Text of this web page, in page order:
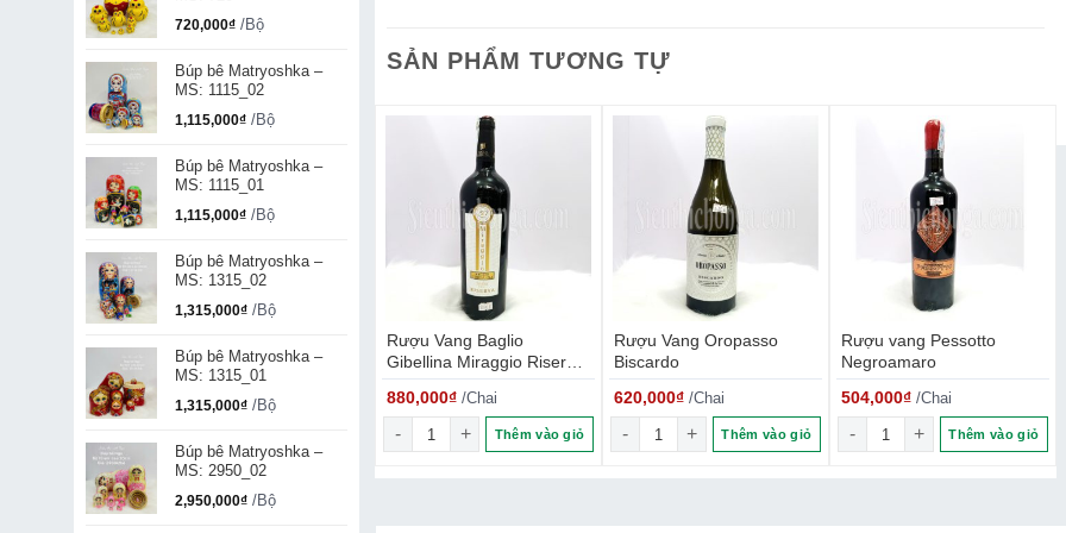
720,000₫ /Bộ
Búp bê Matryoshka –
MS: 1115_02
1,115,000₫ /Bộ
Búp bê Matryoshka –
MS: 1115_01
1,115,000₫ /Bộ
Búp bê Matryoshka –
MS: 1315_02
1,315,000₫ /Bộ
Búp bê Matryoshka –
MS: 1315_01
1,315,000₫ /Bộ
Búp bê Matryoshka –
MS: 2950_02
2,950,000₫ /Bộ
SẢN PHẨM TƯƠNG TỰ
Rượu Vang Baglio
Gibellina Miraggio Riserva
Sicilia
880,000₫ /Chai
Rượu Vang Baglio Gibellina Miraggio Riserva Sicilia số lượng
Thêm vào giỏ
Rượu Vang Oropasso
Biscardo
620,000₫ /Chai
Rượu Vang Oropasso Biscardo số lượng
Thêm vào giỏ
Rượu vang Pessotto
Negroamaro
504,000₫ /Chai
Rượu vang Pessotto
Thêm vào giỏ
Dauzac
686,000₫/Chai
Rượu vang Pháp D de Dauzac số lượng